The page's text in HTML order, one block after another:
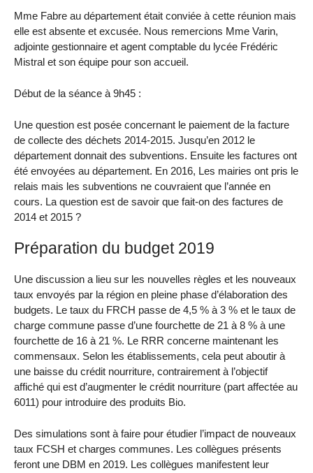
Mme Fabre au département était conviée à cette réunion mais
elle est absente et excusée. Nous remercions Mme Varin,
adjointe gestionnaire et agent comptable du lycée Frédéric
Mistral et son équipe pour son accueil.
Début de la séance à 9h45 :
Une question est posée concernant le paiement de la facture
de collecte des déchets 2014-2015. Jusqu’en 2012 le
département donnait des subventions. Ensuite les factures ont
été envoyées au département. En 2016, Les mairies ont pris le
relais mais les subventions ne couvraient que l’année en
cours. La question est de savoir que fait-on des factures de
2014 et 2015 ?
Préparation du budget 2019
Une discussion a lieu sur les nouvelles règles et les nouveaux
taux envoyés par la région en pleine phase d’élaboration des
budgets. Le taux du FRCH passe de 4,5 % à 3 % et le taux de
charge commune passe d’une fourchette de 21 à 8 % à une
fourchette de 16 à 21 %. Le RRR concerne maintenant les
commensaux. Selon les établissements, cela peut aboutir à
une baisse du crédit nourriture, contrairement à l’objectif
affiché qui est d’augmenter le crédit nourriture (part affectée au
6011) pour introduire des produits Bio.
Des simulations sont à faire pour étudier l’impact de nouveaux
taux FCSH et charges communes. Les collègues présents
feront une DBM en 2019. Les collègues manifestent leur